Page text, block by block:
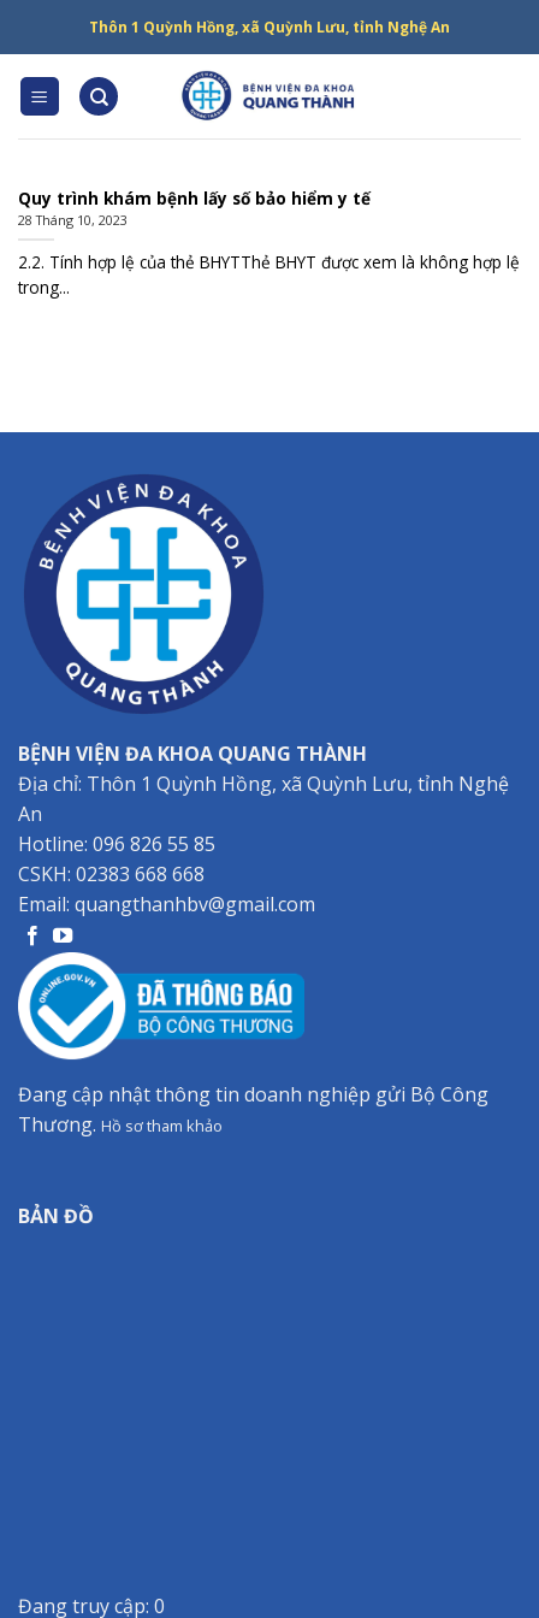
content
Thôn 1 Quỳnh Hồng, xã Quỳnh Lưu, tỉnh Nghệ An
Quy trình khám bệnh lấy số bảo hiểm y tế
28 Tháng 10, 2023
2.2. Tính hợp lệ của thẻ BHYTThẻ BHYT được xem là không hợp lệ
trong...
BỆNH VIỆN ĐA KHOA QUANG THÀNH
Địa chỉ: Thôn 1 Quỳnh Hồng, xã Quỳnh Lưu, tỉnh Nghệ
An
Hotline: 096 826 55 85
CSKH: 02383 668 668
Email: quangthanhbv@gmail.com
Đang cập nhật thông tin doanh nghiệp gửi Bộ Công
Thương. Hồ sơ tham khảo
BẢN ĐỒ
Đang truy cập: 0